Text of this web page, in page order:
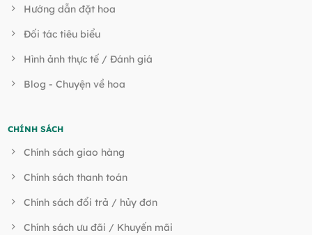
Hướng dẫn đặt hoa
Đối tác tiêu biểu
Hình ảnh thực tế / Đánh giá
Blog - Chuyện về hoa
CHÍNH SÁCH
Chính sách giao hàng
Chính sách thanh toán
Chính sách đổi trả / hủy đơn
Chính sách ưu đãi / Khuyến mãi